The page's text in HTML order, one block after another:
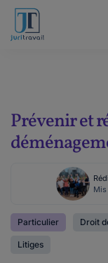
Prévenir et
Particulier Droit
Litiges